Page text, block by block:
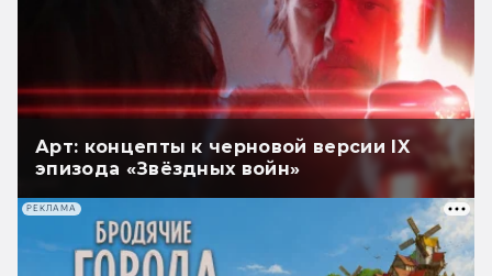
Арт: концепты к черновой версии IX
эпизода «Звёздных войн»
РЕКЛАМА